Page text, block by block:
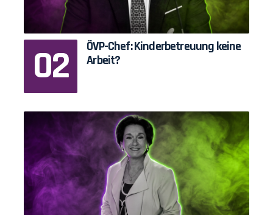
ÖVP-Chef: Kinderbetreuung keine
Arbeit?